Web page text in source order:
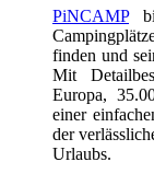
PiNCAMP
finden und
Mit
Europa,
einer
der
Urlaubs.